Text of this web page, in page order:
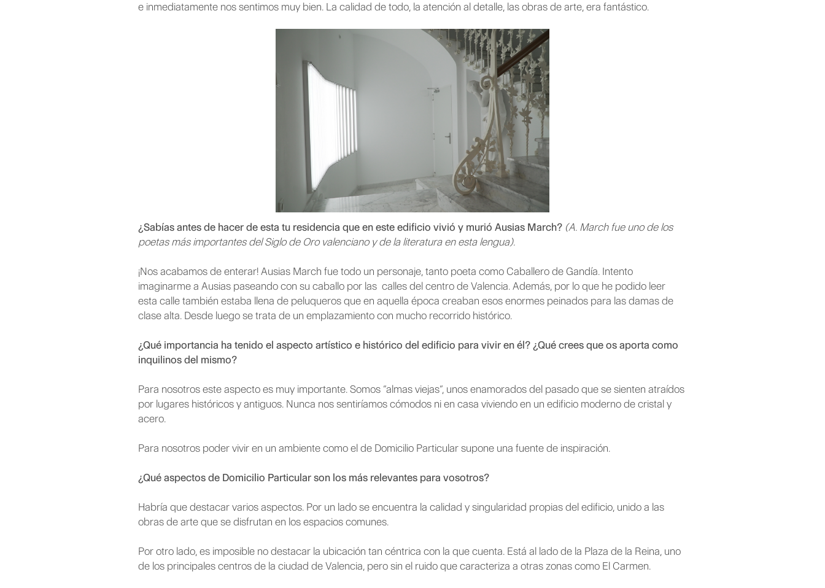
e inmediatamente nos sentimos muy bien. La calidad de todo, la atención al detalle, las obras de arte, era fantástico.
¿Sabías antes de hacer de esta tu residencia que en este edificio vivió y murió Ausias March? (A. March fue uno de los
poetas más importantes del Siglo de Oro valenciano y de la literatura en esta lengua).
¡Nos acabamos de enterar! Ausias March fue todo un personaje, tanto poeta como Caballero de Gandía. Intento
imaginarme a Ausias paseando con su caballo por las calles del centro de Valencia. Además, por lo que he podido leer
esta calle también estaba llena de peluqueros que en aquella época creaban esos enormes peinados para las damas de
clase alta. Desde luego se trata de un emplazamiento con mucho recorrido histórico.
¿Qué importancia ha tenido el aspecto artístico e histórico del edificio para vivir en él? ¿Qué crees que os aporta como
inquilinos del mismo?
Para nosotros este aspecto es muy importante. Somos “almas viejas”, unos enamorados del pasado que se sienten atraídos
por lugares históricos y antiguos. Nunca nos sentiríamos cómodos ni en casa viviendo en un edificio moderno de cristal y
acero.
Para nosotros poder vivir en un ambiente como el de Domicilio Particular supone una fuente de inspiración.
¿Qué aspectos de Domicilio Particular son los más relevantes para vosotros?
Habría que destacar varios aspectos. Por un lado se encuentra la calidad y singularidad propias del edificio, unido a las
obras de arte que se disfrutan en los espacios comunes.
Por otro lado, es imposible no destacar la ubicación tan céntrica con la que cuenta. Está al lado de la Plaza de la Reina, uno
de los principales centros de la ciudad de Valencia, pero sin el ruido que caracteriza a otras zonas como El Carmen.